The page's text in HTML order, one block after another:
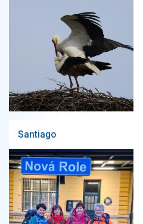
Santiago